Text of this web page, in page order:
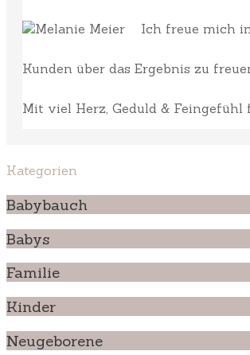
Ich freue mich
Kunden über das Ergebnis zu
Mit viel Herz, Geduld &
Kategorien
Babybauch
Babys
Familie
Kinder
Neugeborene